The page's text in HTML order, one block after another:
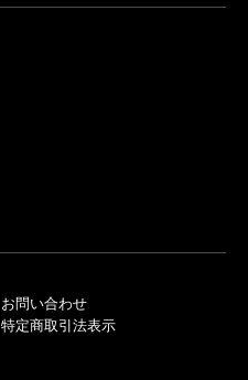
お問い合わせ
特定商取引法表示